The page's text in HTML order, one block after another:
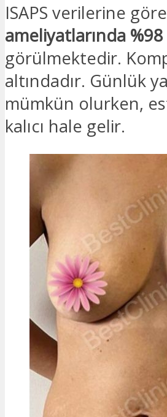
ISAPS verilerine
ameliyatlarında
görülmektedir.
altındadır. Günlük
mümkün olurken,
kalıcı hale gelir.